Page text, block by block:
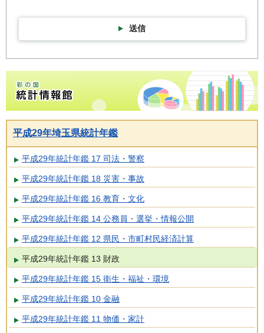
送信
彩の国統計情報館トップページ
平成29年埼玉県統計年鑑
平成29年統計年鑑 17 司法・警察
平成29年統計年鑑 18 災害・事故
平成29年統計年鑑 16 教育・文化
平成29年統計年鑑 14 公務員・選挙・情報公開
平成29年統計年鑑 12 県民・市町村民経済計算
平成29年統計年鑑 13 財政
平成29年統計年鑑 15 衛生・福祉・環境
平成29年統計年鑑 10 金融
平成29年統計年鑑 11 物価・家計